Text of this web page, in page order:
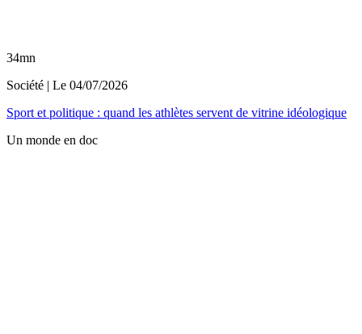
34mn
Société | Le 04/07/2026
Sport et politique : quand les athlètes servent de vitrine idéologique
Un monde en doc